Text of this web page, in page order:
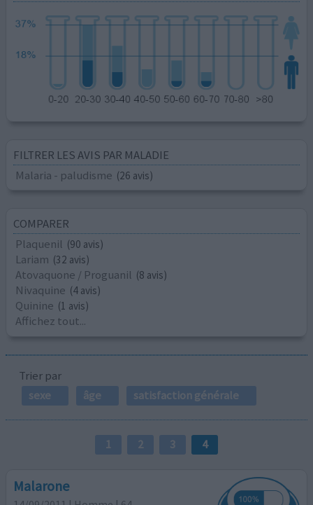
FILTRER LES AVIS PAR MALADIE
Malaria - paludisme (26 avis)
COMPARER
Plaquenil (90 avis)
Lariam (32 avis)
Atovaquone / Proguanil (8 avis)
Nivaquine (4 avis)
Quinine (1 avis)
Affichez tout...
Trier par
sexe
âge satisfaction générale
1 2 3 4
Malarone